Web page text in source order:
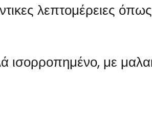
λεπτομέρειες
ισορροπημένο, με